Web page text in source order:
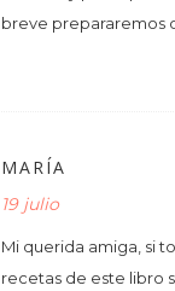
breve prepararemos
MARÍA
19 julio
Mi querida amiga, si
recetas de este libro